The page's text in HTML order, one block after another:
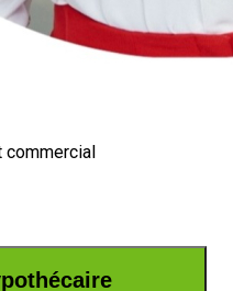
commercial